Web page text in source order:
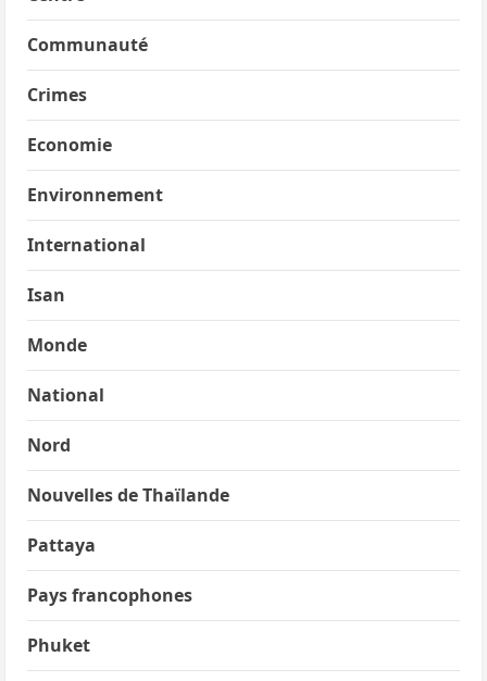
Communauté
Crimes
Economie
Environnement
International
Isan
Monde
National
Nord
Nouvelles de Thaïlande
Pattaya
Pays francophones
Phuket